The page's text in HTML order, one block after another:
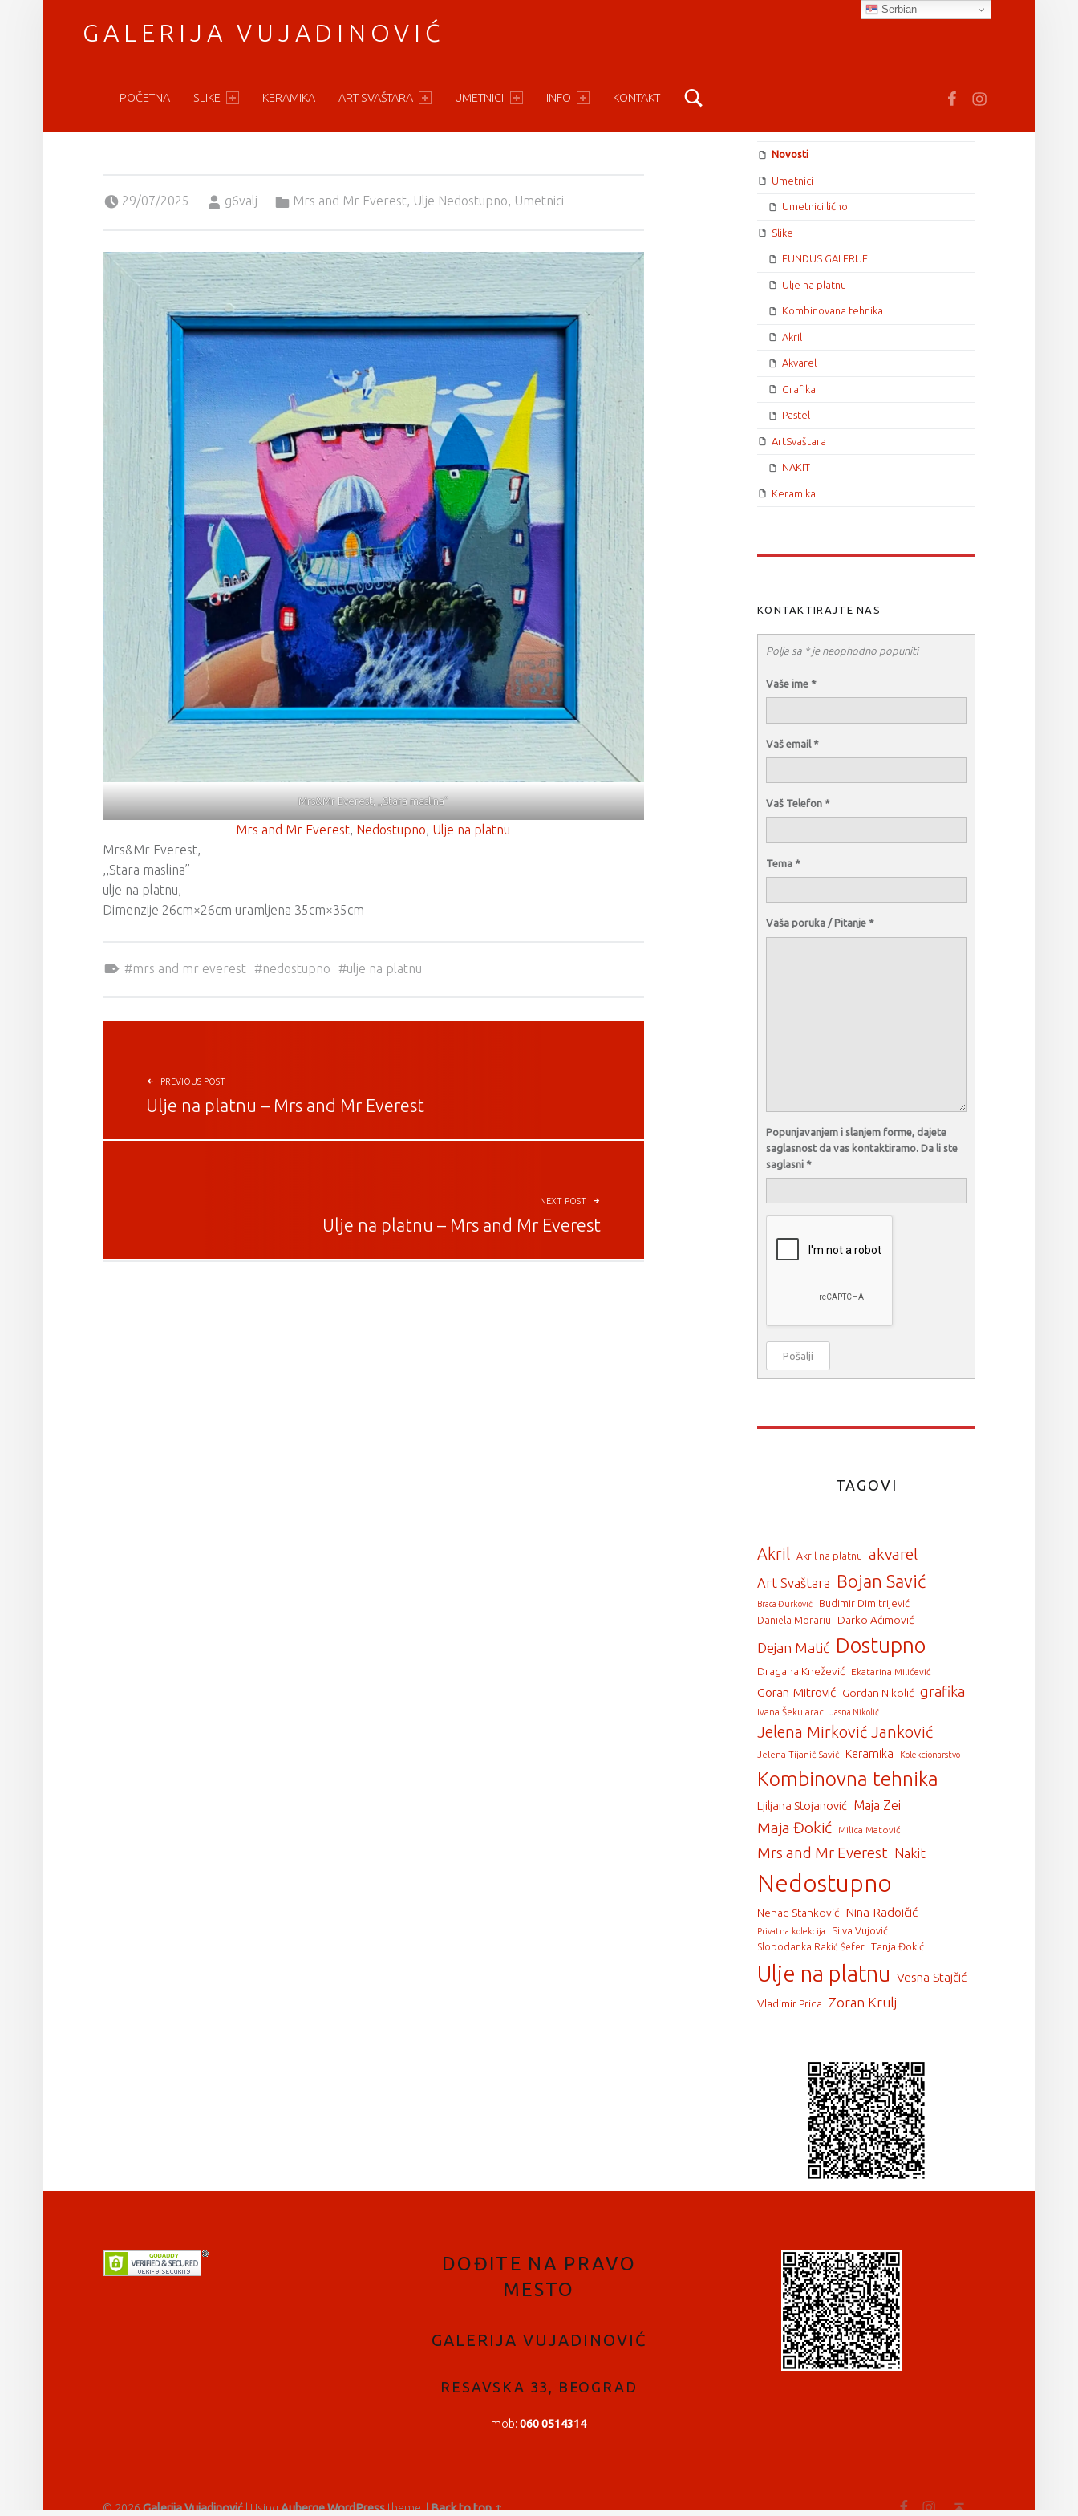
GALERIJA VUJADINOVIĆ
POČETNA SLIKE KERAMIKA ART SVAŠTARA UMETNICI INFO KONTAKT
29/07/2025
g6valj
Mrs and Mr Everest, Ulje Nedostupno, Umetnici
Mrs&Mr Everest, ,,Stara maslina”
Mrs and Mr Everest, Nedostupno, Ulje na platnu
Mrs&Mr Everest,
,,Stara maslina”
ulje na platnu,
Dimenzije 26cm×26cm uramljena 35cm×35cm
mrs and mr everest
nedostupno ulje na platnu
POST NAVIGATION
PREVIOUS POST
Ulje na platnu – Mrs and Mr Everest
NEXT POST
Ulje na platnu – Mrs and Mr Everest
Novosti
Umetnici
Umetnici lično
Slike
FUNDUS GALERIJE
Ulje na platnu
Kombinovana tehnika
Akril
Akvarel
Grafika
Pastel
ArtSvaštara
NAKIT
Keramika
KONTAKTIRAJTE NAS
Polja sa * je neophodno popuniti
Vaše ime *
Vaš email *
Vaš Telefon *
Tema *
Vaša poruka / Pitanje *
Popunjavanjem i slanjem forme, dajete
saglasnost da vas kontaktiramo. Da li ste
saglasni *
Pošalji
TAGOVI
Akril Akril na platnu akvarel
Art Svaštara Bojan Savić
Braca Đurković Budimir Dimitrijević
Daniela Morariu Darko Aćimović
Dejan Matić Dostupno
Dragana Knežević Ekatarina Milićević
Goran Mitrović Gordan Nikolić grafika
Ivana Šekularac Jasna Nikolić
Jelena Mirković Janković
Jelena Tijanić Savić Keramika Kolekcionarstvo
Kombinovna tehnika
Ljiljana Stojanović Maja Zei
Maja Đokić Milica Matović
Mrs and Mr Everest Nakit
Nedostupno
Nenad Stanković Nina Radoičić
Privatna kolekcija Silva Vujović
Slobodanka Rakić Šefer Tanja Đokić
Ulje na platnu Vesna Stajčić
Vladimir Prica Zoran Krulj
FOOTER SIDEBAR
DOĐITE NA PRAVO
MESTO
GALERIJA VUJADINOVIĆ
RESAVSKA 33, BEOGRAD
mob:060 0514314
© 2026Galerija Vujadinović|UsingAubergeWordPresstheme.|Back to top ↑
Fb In
Serbian